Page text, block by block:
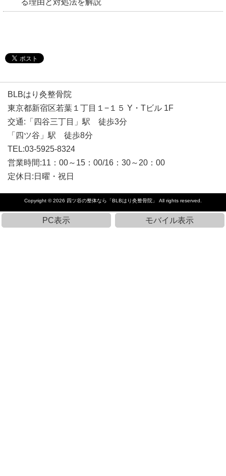
BLBはり灸整骨院
東京都新宿区若葉１丁目１−１５ Y・Tビル 1F
交通:「四谷三丁目」駅 徒歩3分
「四ツ谷」駅 徒歩8分
TEL:03-5925-8324
営業時間:11：00～15：00/16：30～20：00
定休日:日曜・祝日
Copyright © 2026 四ツ谷の整体なら「BLBはり灸整骨院」 All rights reserved.
PC表示 モバイル表示